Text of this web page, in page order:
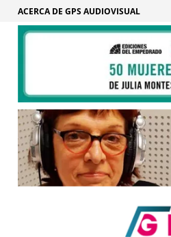
ACERCA DE GPS AUDIOVISUAL